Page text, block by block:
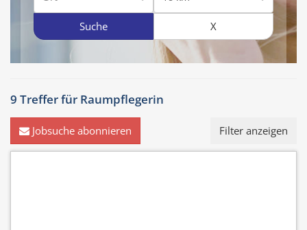
Suche X
9 Treffer für Raumpflegerin
Filter anzeigen
Jobsuche abonnieren